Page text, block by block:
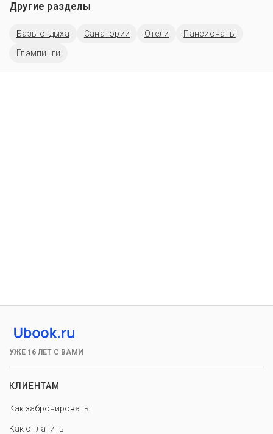
Другие разделы
Базы отдыха Санатории Отели
Пансионаты
Глэмпинги
УЖЕ 16 ЛЕТ С ВАМИ
КЛИЕНТАМ
Как забронировать
Как оплатить